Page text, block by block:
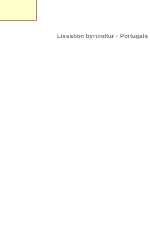
Lissabon byrundtur - Portugals